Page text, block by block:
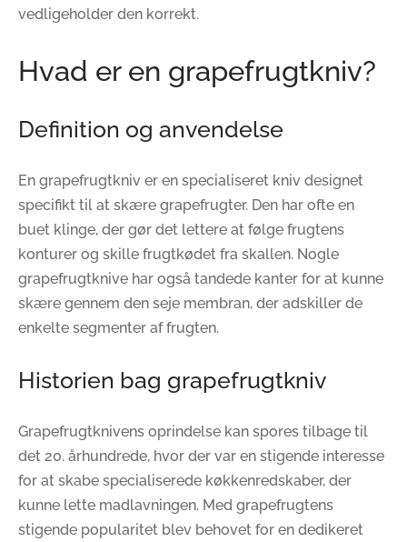
vedligeholder den korrekt.
Hvad er en grapefrugtkniv?
Definition og anvendelse
En grapefrugtkniv er en specialiseret kniv designet
specifikt til at skære grapefrugter. Den har ofte en
buet klinge, der gør det lettere at følge frugtens
konturer og skille frugtkødet fra skallen. Nogle
grapefrugtknive har også tandede kanter for at kunne
skære gennem den seje membran, der adskiller de
enkelte segmenter af frugten.
Historien bag grapefrugtkniv
Grapefrugtknivens oprindelse kan spores tilbage til
det 20. århundrede, hvor der var en stigende interesse
for at skabe specialiserede køkkenredskaber, der
kunne lette madlavningen. Med grapefrugtens
stigende popularitet blev behovet for en dedikeret